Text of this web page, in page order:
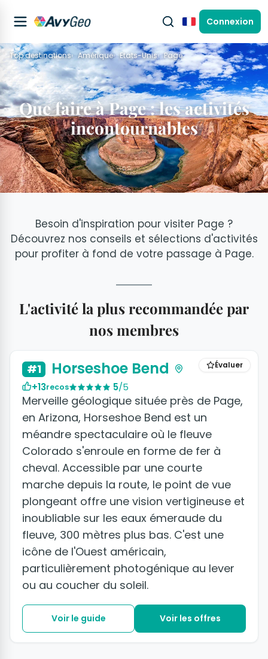
FrançaisConnexion
Top destinations Amérique Etats-Unis Page
Que faire à Page : les activités
incontournables
Besoin d'inspiration pour visiter Page ?
Découvrez nos conseils et sélections d'activités
pour profiter à fond de votre passage à Page.
L'activité la plus recommandée par
nos membres
Évaluer
#1 Horseshoe Bend
+13recos 5/5
Merveille géologique située près de Page,
en Arizona, Horseshoe Bend est un
méandre spectaculaire où le fleuve
Colorado s'enroule en forme de fer à
cheval. Accessible par une courte
marche depuis la route, le point de vue
plongeant offre une vision vertigineuse et
inoubliable sur les eaux émeraude du
fleuve, 300 mètres plus bas. C'est une
icône de l'Ouest américain,
particulièrement photogénique au lever
ou au coucher du soleil.
Voir le guide Voir les offres